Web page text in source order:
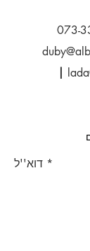
073-
|
דוא''ל